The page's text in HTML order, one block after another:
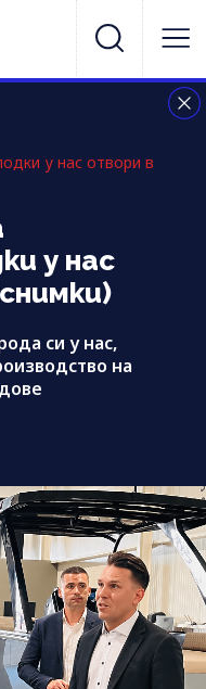
у нас отвори в
у нас
си у нас,
на